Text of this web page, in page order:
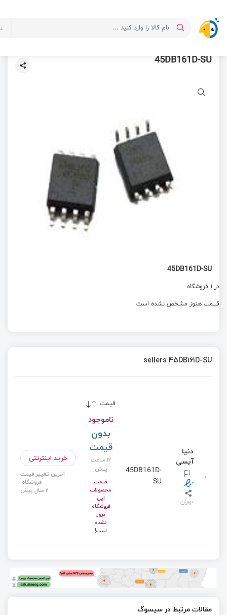
45DB161D-SU
45DB161D-SU
در 1 فروشگاه
قیمت هنوز مشخص نشده است
sellers 45DB161D-SU
قیمت
دنیا
آیسی
تهران
45DB161D-
SU
ناموجود
بدون
قیمت
12 ساعت
پیش
قیمت
محصولات
این
فروشگاه
بروز
نشده
است!
خرید اینترنتی
آخرین تغییر قیمت
فروشگاه:
2 سال پیش
مقالات مرتبط در سیسوگ